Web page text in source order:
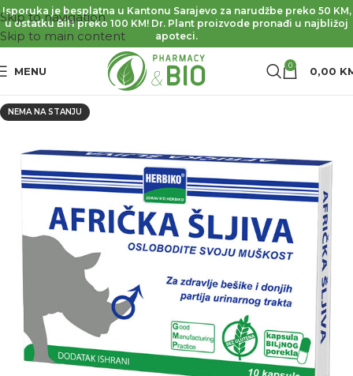
Skip to navigation
Skip to main content
Isporuka je besplatna u Kantonu Sarajevo za narudžbe preko 50 KM,
u ostatku BiH preko 100 KM! Dr. Plant proizvode pronađi u najbližoj
apoteci.
MENU 0 0,00
NEMA NA STANJU